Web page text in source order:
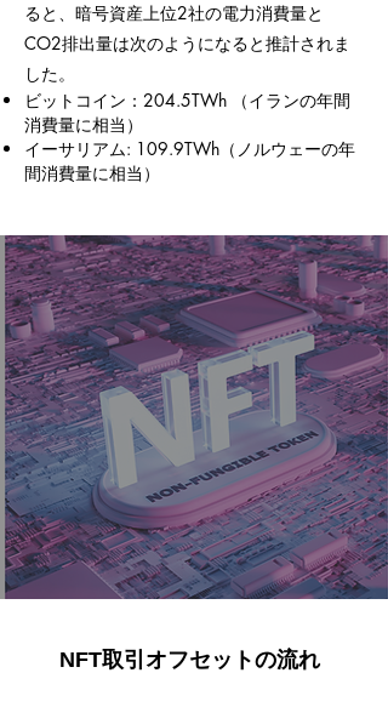
ると、暗号資産上位2社の電力消費量と
CO2排出量は次のようになると推計されま
した。
ビットコイン：204.5TWh （イランの年間
消費量に相当）
イーサリアム: 109.9TWh（ノルウェーの年
間消費量に相当）
NFT取引オフセットの流れ